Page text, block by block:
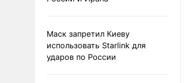
Маск запретил Киеву
использовать Starlink для
ударов по России